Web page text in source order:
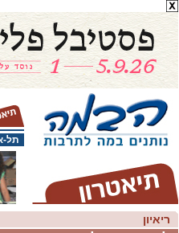
תל-
ריאיון